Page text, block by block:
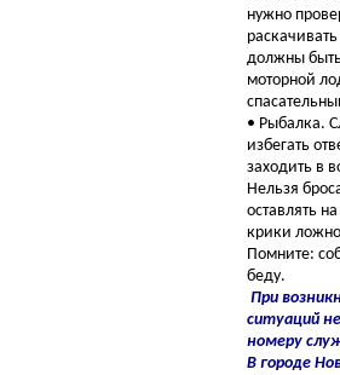
нужно
должны
моторной
• Рыбалка.
избегать
заходить в
Нельзя
оставлять
крики
Помните:
беду.
При
ситуаций
номеру
В городе